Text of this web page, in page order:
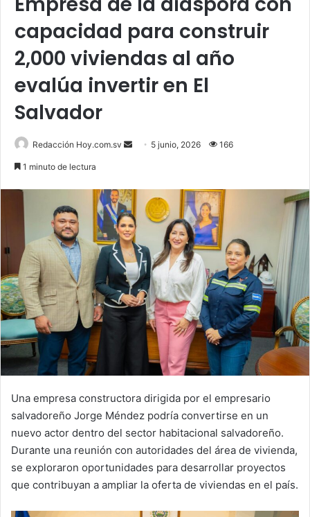
capacidad para construir
2,000 viviendas al año
evalúa invertir en El
Salvador
Redacción Hoy.com.sv
Send 5 junio, 2026 166
1 minuto de lectura
Una empresa constructora dirigida por el empresario
salvadoreño Jorge Méndez podría convertirse en un
nuevo actor dentro del sector habitacional salvadoreño.
Durante una reunión con autoridades del área de vivienda,
se exploraron oportunidades para desarrollar proyectos
que contribuyan a ampliar la oferta de viviendas en el país.